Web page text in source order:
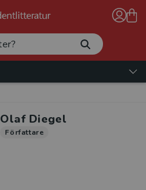
Olaf Diegel
Författare